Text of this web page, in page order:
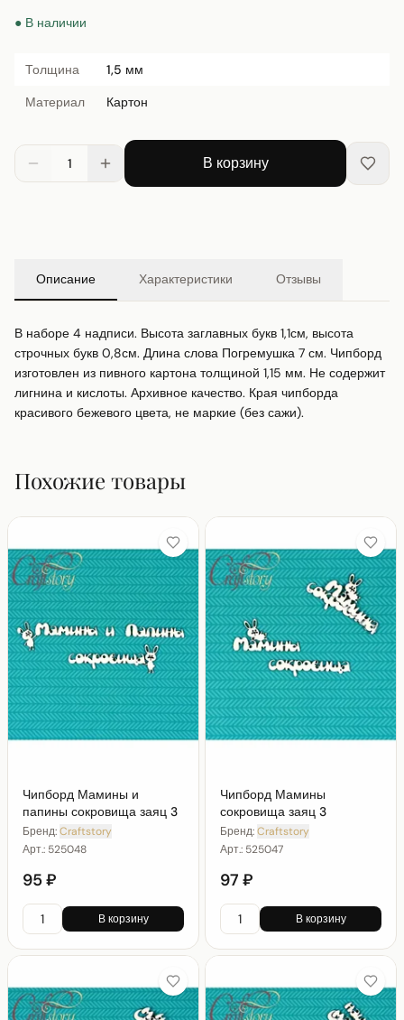
● В наличии
Толщина
1,5 мм
Материал
Картон
1 В корзину
Описание Характеристики Отзывы
В наборе 4 надписи. Высота заглавных букв 1,1см, высота
строчных букв 0,8см. Длина слова Погремушка 7 см. Чипборд
изготовлен из пивного картона толщиной 1,15 мм. Не содержит
лигнина и кислоты. Архивное качество. Края чипборда
красивого бежевого цвета, не маркие (без сажи).
Похожие товары
Чипборд Мамины и
папины сокровища заяц 3
Бренд:Craftstory
Арт.: 525048
95 ₽
В корзину
Чипборд Мамины
сокровища заяц 3
Бренд:Craftstory
Арт.: 525047
97 ₽
В корзину